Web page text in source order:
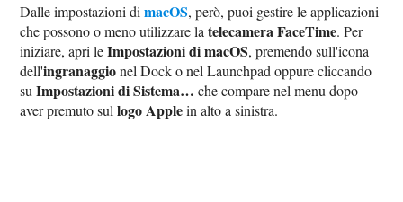
Dalle impostazioni dimacOS, però, puoi gestire le applicazioni
che possono o meno utilizzare latelecamera FaceTime. Per
iniziare, apri leImpostazioni di macOS, premendo sull'icona
dell'ingranaggionel Dock o nel Launchpad oppure cliccando
suImpostazioni di Sistema… che compare nel menu dopo
aver premuto sullogo Applein alto a sinistra.